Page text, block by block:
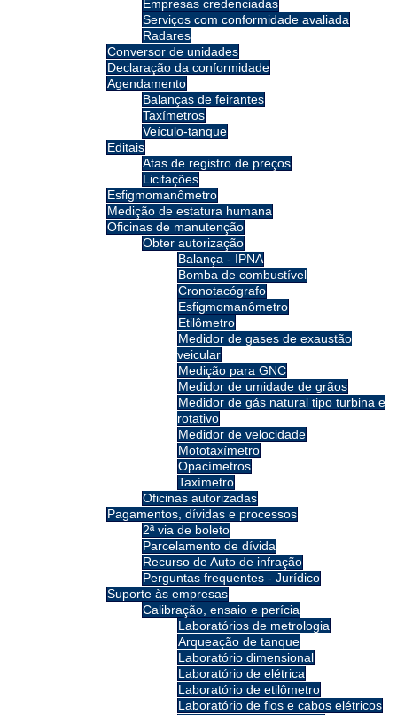
Empresas credenciadas
Serviços com conformidade avaliada
Radares
Conversor de unidades
Declaração da conformidade
Agendamento
Balanças de feirantes
Taxímetros
Veículo-tanque
Editais
Atas de registro de preços
Licitações
Esfigmomanômetro
Medição de estatura humana
Oficinas de manutenção
Obter autorização
Balança - IPNA
Bomba de combustível
Cronotacógrafo
Esfigmomanômetro
Etilômetro
Medidor de gases de exaustão
veicular
Medição para GNC
Medidor de umidade de grãos
Medidor de gás natural tipo turbina e
rotativo
Medidor de velocidade
Mototaxímetro
Opacímetros
Taxímetro
Oficinas autorizadas
Pagamentos, dívidas e processos
2ª via de boleto
Parcelamento de dívida
Recurso de Auto de infração
Perguntas frequentes - Jurídico
Suporte às empresas
Calibração, ensaio e perícia
Laboratórios de metrologia
Arqueação de tanque
Laboratório dimensional
Laboratório de elétrica
Laboratório de etilômetro
Laboratório de fios e cabos elétricos